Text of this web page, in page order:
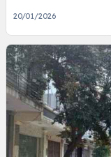
20/01/2026